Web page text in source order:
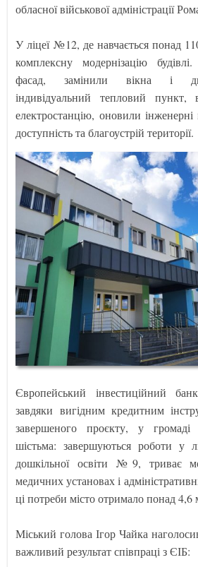
обласної військової адміністрації
У ліцеї №12, де навчається понад
комплексну модернізацію
фасад, замінили вікна і
індивідуальний тепловий пункт,
електростанцію, оновили
доступність та благоустрій території.
Європейський інвестиційний
завдяки вигідним кредитним
завершеного проєкту, у
шістьма: завершуються роботи у
дошкільної освіти №9, триває
медичних установах і
ці потреби місто отримало понад 4,6
Міський голова Ігор Чайка
важливий результат співпраці з ЄІБ: